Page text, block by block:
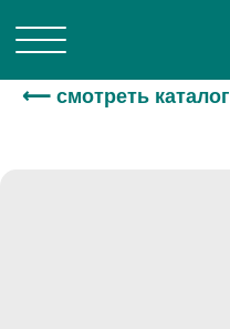
⟵ смотреть каталог